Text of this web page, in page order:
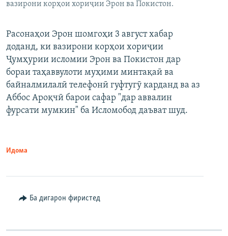
вазирони корҳои хориҷии Эрон ва Покистон.
Расонаҳои Эрон шомгоҳи 3 август хабар
доданд, ки вазирони корҳои хориҷии
Ҷумҳурии исломии Эрон ва Покистон дар
бораи таҳаввулоти муҳими минтақаӣ ва
байналмилалӣ телефонӣ гуфтугӯ карданд ва аз
Аббос Ароқчӣ барои сафар "дар аввалин
фурсати мумкин" ба Исломобод даъват шуд.
Идома
Ба дигарон фиристед